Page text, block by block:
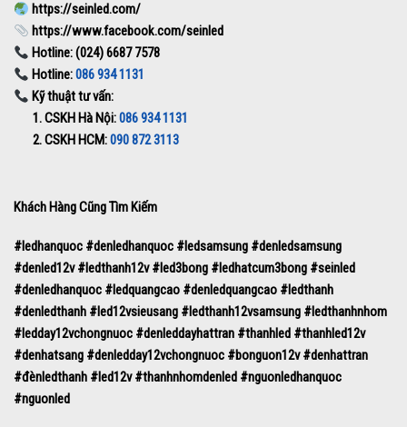
https://seinled.com/
https://www.facebook.com/seinled
Hotline: (024) 6687 7578
Hotline:086 934 1131
Kỹ thuật tư vấn:
1. CSKH Hà Nội:086 934 1131
2. CSKH HCM:090 872 3113
Khách Hàng Cũng Tìm Kiếm
#ledhanquoc #denledhanquoc #ledsamsung #denledsamsung
#denled12v #ledthanh12v #led3bong #ledhatcum3bong #seinled
#denledhanquoc #ledquangcao #denledquangcao #ledthanh
#denledthanh #led12vsieusang #ledthanh12vsamsung #ledthanhnhom
#ledday12vchongnuoc #denleddayhattran #thanhled #thanhled12v
#denhatsang #denledday12vchongnuoc #bonguon12v #denhattran
#đènledthanh #led12v #thanhnhomdenled #nguonledhanquoc
#nguonled